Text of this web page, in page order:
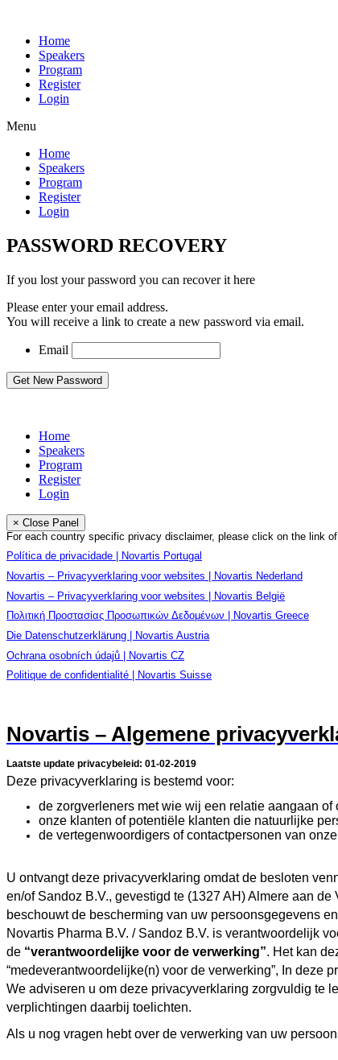
Home
Speakers
Program
Register
Login
Menu
Home
Speakers
Program
Register
Login
PASSWORD RECOVERY
If you lost your password you can recover it here
Please enter your email address.
You will receive a link to create a new password via email.
Email
Home
Speakers
Program
Register
Login
× Close Panel
For each country specific privacy disclaimer, please click on the link
Política de privacidade | Novartis Portugal
Novartis – Privacyverklaring voor websites | Novartis Nederland
Novartis – Privacyverklaring voor websites | Novartis België
Πολιτική Προστασίας Προσωπικών Δεδομένων | Novartis Greece
Die Datenschutzerklärung | Novartis Austria
Ochrana osobních údajů | Novartis CZ
Politique de confidentialité | Novartis Suisse
Novartis – Algemene
Laatste update privacybeleid: 01-02-2019
Deze privacyverklaring is bestemd voor:
de zorgverleners met wie wij een relatie aangaan of
onze klanten of potentiële klanten die natuurlijke
de vertegenwoordigers of contactpersonen van
U ontvangt deze privacyverklaring omdat de besloten
en/of Sandoz B.V., gevestigd te (1327 AH) Almere aan
beschouwt de bescherming van uw persoonsgegevens
Novartis Pharma B.V. / Sandoz B.V. is verantwoordelijk
de “verantwoordelijke voor de verwerking”. Het kan
“medeverantwoordelijke(n) voor de verwerking”, In deze
We adviseren u om deze privacyverklaring zorgvuldig te
verplichtingen daarbij toelichten.
Als u nog vragen hebt over de verwerking van uw